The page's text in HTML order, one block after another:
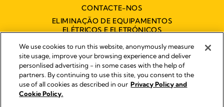
CONTACTE-NOS
ELIMINAÇÃO DE EQUIPAMENTOS
ELÉTRICOS E ELETRÓNICOS
DECLARAÇÃO DE ACESSIBILIDADE
Impressum
Legal Notice
We use cookies to run this website, anonymously measure
site usage, improve your browsing experience and deliver
personlised advertising - in some cases with the help of
partners. By continuing to use this site, you consent to the
use of all cookies as described in our Privacy Policy and
Cookie Policy.